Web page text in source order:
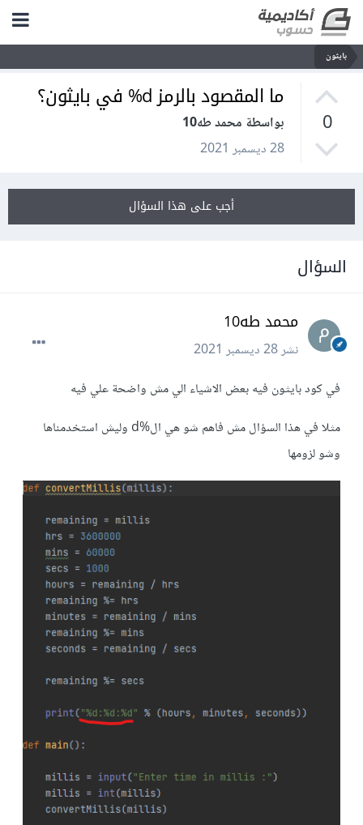
بايثون
0
ما المقصود بالرمز d% في بايثون؟
بواسطة محمد طه10
28 ديسمبر 2021
أجب على هذا السؤال
السؤال
محمد طه10
نشر28 ديسمبر 2021
في كود بايثون فيه بعض الاشياء الي مش واضحة علي فيه
مثلا في هذا السؤال مش فاهم شو هي ال%d وليش استخدمناها
وشو لزومها